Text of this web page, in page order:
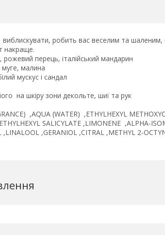
робить вас веселим та шаленим,
накраще.
перець, італійський мандарин
муге, малина
мускус і сандал
на шкіру зони декольте, шиї та рук
,AQUA (WATER) ,ETHYLHEXYL
SALICYLATE ,LIMONENE ,ALPHA-
,GERANIOL ,CITRAL ,METHYL 2-